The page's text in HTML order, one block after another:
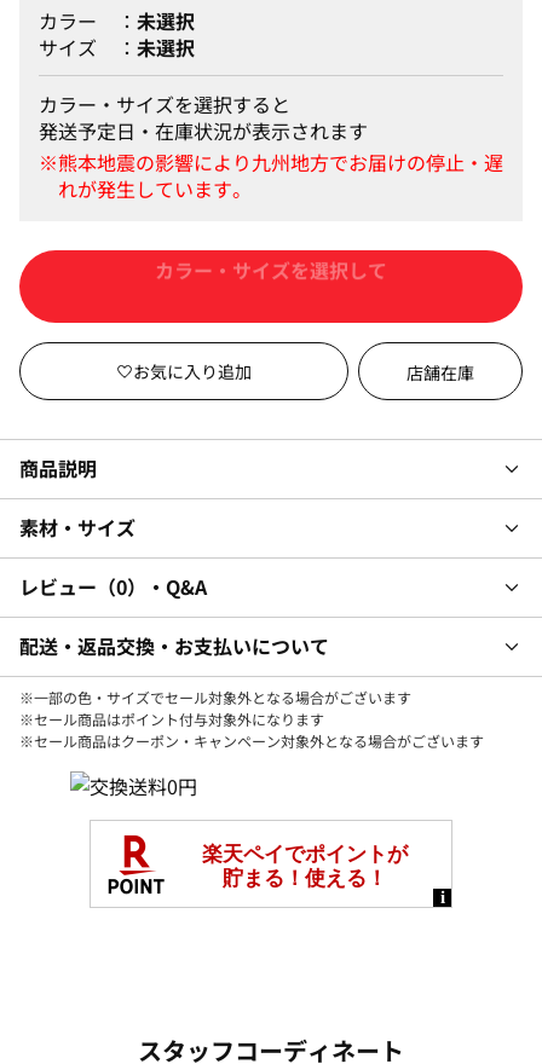
カラー
未選択
サイズ
未選択
カラー・サイズを選択すると
発送予定日・在庫状況が表示されます
カートに入れる
店舗在庫
商品説明
素材・サイズ
レビュー 0 ・Q&A
配送・返品交換・お支払いについて
※一部の色・サイズでセール対象外となる場合がございます
※セール商品はポイント付与対象外になります
※セール商品はクーポン・キャンペーン対象外となる場合がございます
スタッフコーディネート